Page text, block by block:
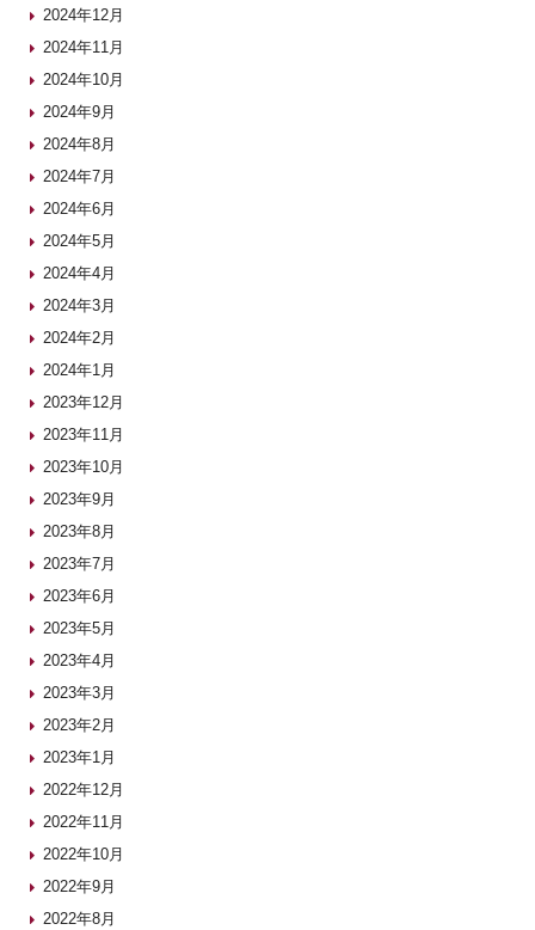
2024年12月
2024年11月
2024年10月
2024年9月
2024年8月
2024年7月
2024年6月
2024年5月
2024年4月
2024年3月
2024年2月
2024年1月
2023年12月
2023年11月
2023年10月
2023年9月
2023年8月
2023年7月
2023年6月
2023年5月
2023年4月
2023年3月
2023年2月
2023年1月
2022年12月
2022年11月
2022年10月
2022年9月
2022年8月